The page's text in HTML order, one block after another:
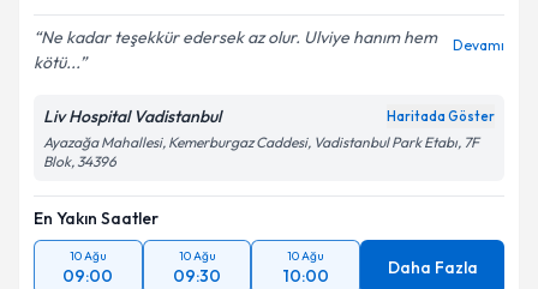
Ne kadar teşekkür edersek az olur. Ulviye hanım hem
kötü...
Devamı
Liv Hospital Vadistanbul Haritada Göster
Ayazağa Mahallesi, Kemerburgaz Caddesi, Vadistanbul Park Etabı, 7F
Blok, 34396
En Yakın Saatler
10 Ağu
09:00
10 Ağu
09:30
10 Ağu
10:00 Daha Fazla